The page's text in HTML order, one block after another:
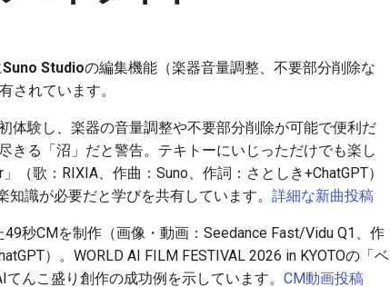
Suno Studioの編集機能（楽器音量調整、不要部分削除な
されています。
体験し、楽器の音量調整や不要部分削除が可能で便利だ
きる「沼」だと警告。テキトーにいじっただけでも楽し
歌：RIXIA、作曲：Suno、作詞：さとしき+ChatGPT）
識が必要だと学びを共有しています。 詳細な新曲投稿
49秒CMを制作（画像・動画：Seedance Fast/Vidu Q1、作
）。WORLD AI FILM FESTIVAL 2026 in KYOTOの「ベ
んこ盛り創作の成功例を示しています。 CM動画投稿